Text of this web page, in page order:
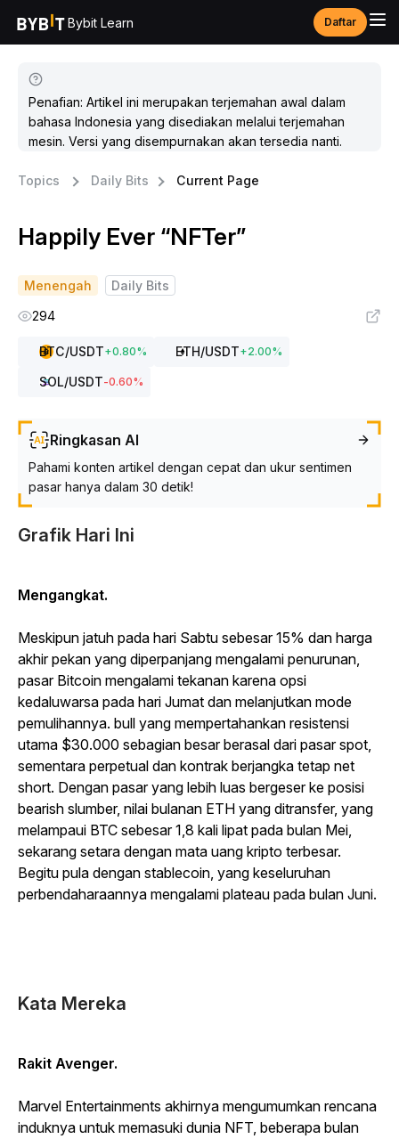
Bybit Learn Daftar
Penafian: Artikel ini merupakan terjemahan awal dalam
bahasa Indonesia yang disediakan melalui terjemahan
mesin. Versi yang disempurnakan akan tersedia nanti.
Topics Daily Bits Current Page
Happily Ever “NFTer”
Menengah
Daily Bits
294
BTC/USDT+0.80% ETH/USDT+2.00%
SOL/USDT-0.60%
Ringkasan AI
Pahami konten artikel dengan cepat dan ukur sentimen
pasar hanya dalam 30 detik!
Grafik Hari Ini
Mengangkat.
Meskipun jatuh pada hari Sabtu sebesar 15% dan harga
akhir pekan yang diperpanjang mengalami penurunan,
pasar Bitcoin mengalami tekanan karena opsi
kedaluwarsa pada hari Jumat dan melanjutkan mode
pemulihannya. bull yang mempertahankan resistensi
utama $30.000 sebagian besar berasal dari pasar spot,
sementara perpetual dan kontrak berjangka tetap net
short. Dengan pasar yang lebih luas bergeser ke posisi
bearish slumber, nilai bulanan ETH yang ditransfer, yang
melampaui BTC sebesar 1,8 kali lipat pada bulan Mei,
sekarang setara dengan mata uang kripto terbesar.
Begitu pula dengan stablecoin, yang keseluruhan
perbendaharaannya mengalami plateau pada bulan Juni.
Kata Mereka
Rakit Avenger.
Marvel Entertainments akhirnya mengumumkan rencana
induknya untuk memasuki dunia NFT, beberapa bulan